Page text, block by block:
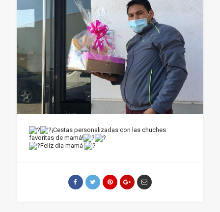
¡Cestas personalizadas con las chuches
favoritas de mamá!
Feliz día mamá